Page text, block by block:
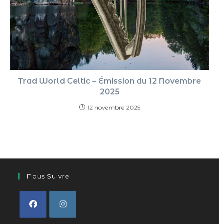
Trad World Celtic – Émission du 12 Novembre
2025
12 novembre 2025
Nous Suivre